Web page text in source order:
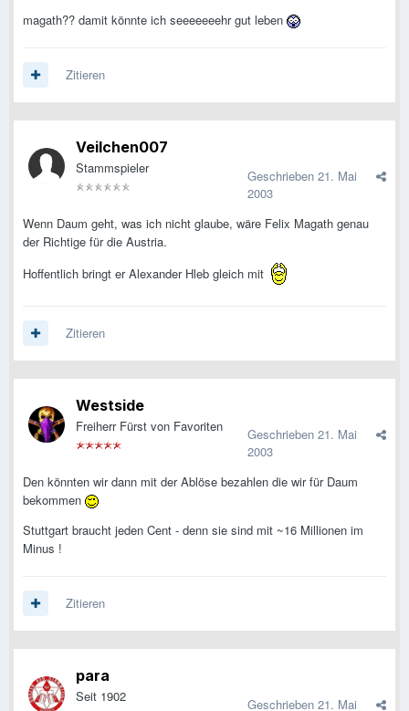
magath?? damit könnte ich seeeeeeehr gut leben
Zitieren
Veilchen007
Stammspieler Geschrieben 21. Mai
2003
Wenn Daum geht, was ich nicht glaube, wäre Felix Magath genau
der Richtige für die Austria.
Hoffentlich bringt er Alexander Hleb gleich mit
Zitieren
Westside
Freiherr Fürst von Favoriten Geschrieben 21. Mai
2003
Den könnten wir dann mit der Ablöse bezahlen die wir für Daum
bekommen
Stuttgart braucht jeden Cent - denn sie sind mit ~16 Millionen im
Minus !
Zitieren
para
Seit 1902 Geschrieben 21. Mai